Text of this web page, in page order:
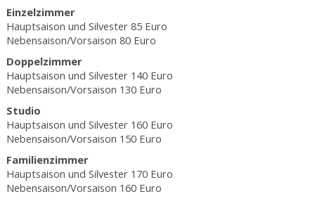
Einzelzimmer
Hauptsaison und Silvester 85 Euro
Nebensaison/Vorsaison 80 Euro
Doppelzimmer
Hauptsaison und Silvester 140 Euro
Nebensaison/Vorsaison 130 Euro
Studio
Hauptsaison und Silvester 160 Euro
Nebensaison/Vorsaison 150 Euro
Familienzimmer
Hauptsaison und Silvester 170 Euro
Nebensaison/Vorsaison 160 Euro